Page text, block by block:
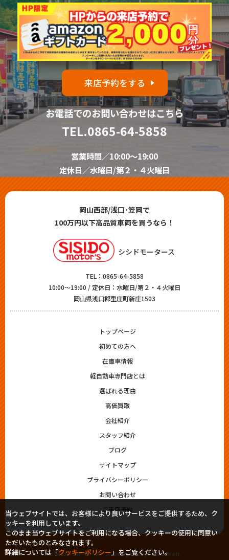
来店予約をする
お電話でのお問い合わせはこちら
TEL.0865-64-5858
営業時間／10:00～19:00
定休日／水曜日/第２・４火曜日
岡山西部/浅口･笠岡で
100万円以下高品質車両を買うなら！
シシドモータース
TEL： 0865-64-5858
10:00～19:00 / 定休日：水曜日/第２・４火曜日
岡山県浅口郡里庄町新庄1503
トップページ
初めての方へ
在庫車情報
軽自動車専門店とは
選ばれる理由
高価買取
会社紹介
スタッフ紹介
ブログ
サイトマップ
プライバシーポリシー
お問い合わせ
ご来店予約
© 2023シシドモータース. Designed byTratto Brain.
当ウェブサイトでは、お客様により良いサービスをご提供するため、ク
ッキーを利用しています。
このまま当ウェブサイトをご利用になる場合、クッキーの使用に同意い
ただいたものとみなされます。
詳細については「クッキーポリシー」をご覧ください。